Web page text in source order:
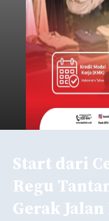
Start dari
Regu
Gerak